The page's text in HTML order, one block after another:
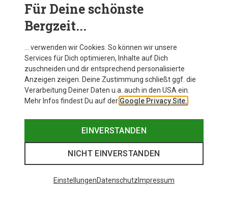
The North Face
Summit Run Hüfttasche
XL S XS
Für Deine schönste
Bergzeit...
… verwenden wir Cookies. So können wir unsere
Services für Dich optimieren, Inhalte auf Dich
zuschneiden und dir entsprechend personalisierte
Anzeigen zeigen. Deine Zustimmung schließt ggf. die
Verarbeitung Deiner Daten u.a. auch in den USA ein.
Mehr Infos findest Du auf der Google Privacy Site.
EINVERSTANDEN
NICHT EINVERSTANDEN
EinstellungenDatenschutz Impressum